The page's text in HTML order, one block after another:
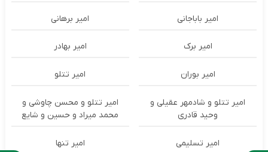
امیر باباجانی امیر برهانی
امیر برک امیر بهادر
امیر بوران امیر تتلو
امیر تتلو و شادمهر عقیلی و
وحید قادری
امیر تتلو و محسن چاوشی و
محمد میراد و حسین و شایع
امیر تسلیمی امیر تنها